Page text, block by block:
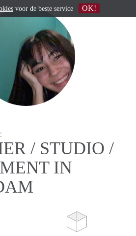
/ STUDIO /
IN
voor de beste service OK!